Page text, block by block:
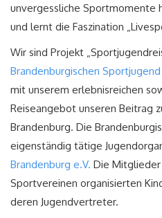
unvergessliche Sportmomente
und lernt die Faszination
Wir sind Projekt
Brandenburgischen Sportjugend
mit unserem erlebnisreichen
Reiseangebot unseren Beitrag
Brandenburg. Die
eigenständig tätige
Brandenburg e.V. Die Mitglieder
Sportvereinen organisierten
deren Jugendvertreter.